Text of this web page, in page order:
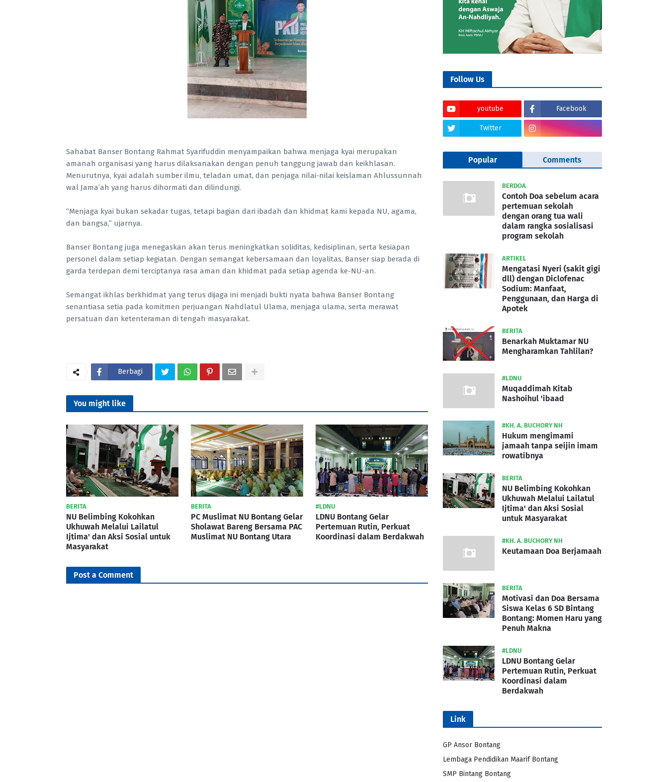
Sahabat Banser Bontang Rahmat Syarifuddin menyampaikan bahwa menjaga kyai merupakan
amanah organisasi yang harus dilaksanakan dengan penuh tanggung jawab dan keikhlasan.
Menurutnya, kyai adalah sumber ilmu, teladan umat, dan penjaga nilai-nilai keislaman Ahlussunnah
wal Jama’ah yang harus dihormati dan dilindungi.
“Menjaga kyai bukan sekadar tugas, tetapi bagian dari ibadah dan khidmat kami kepada NU, agama,
dan bangsa,” ujarnya.
Banser Bontang juga menegaskan akan terus meningkatkan soliditas, kedisiplinan, serta kesiapan
personel dalam setiap kegiatan. Dengan semangat kebersamaan dan loyalitas, Banser siap berada di
garda terdepan demi terciptanya rasa aman dan khidmat pada setiap agenda ke-NU-an.
Semangat ikhlas berkhidmat yang terus dijaga ini menjadi bukti nyata bahwa Banser Bontang
senantiasa setia pada komitmen perjuangan Nahdlatul Ulama, menjaga ulama, serta merawat
persatuan dan ketenteraman di tengah masyarakat.
Berbagi
You might like
BERITA
NU Belimbing Kokohkan
Ukhuwah Melalui Lailatul
Ijtima' dan Aksi Sosial untuk
Masyarakat
BERITA
PC Muslimat NU Bontang Gelar
Sholawat Bareng Bersama PAC
Muslimat NU Bontang Utara
#LDNU
LDNU Bontang Gelar
Pertemuan Rutin, Perkuat
Koordinasi dalam Berdakwah
Post a Comment
Follow Us
youtube Facebook
Twitter
Popular Comments
BERDOA
Contoh Doa sebelum acara
pertemuan sekolah
dengan orang tua wali
dalam rangka sosialisasi
program sekolah
ARTIKEL
Mengatasi Nyeri (sakit gigi
dll) dengan Diclofenac
Sodium: Manfaat,
Penggunaan, dan Harga di
Apotek
BERITA
Benarkah Muktamar NU
Mengharamkan Tahlilan?
#LDNU
Muqaddimah Kitab
Nashoihul 'ibaad
#KH. A. BUCHORY NH
Hukum mengimami
jamaah tanpa seijin imam
rowatibnya
BERITA
NU Belimbing Kokohkan
Ukhuwah Melalui Lailatul
Ijtima' dan Aksi Sosial
untuk Masyarakat
#KH. A. BUCHORY NH
Keutamaan Doa Berjamaah
BERITA
Motivasi dan Doa Bersama
Siswa Kelas 6 SD Bintang
Bontang: Momen Haru yang
Penuh Makna
#LDNU
LDNU Bontang Gelar
Pertemuan Rutin, Perkuat
Koordinasi dalam
Berdakwah
Link
GP Ansor Bontang
Lembaga Pendidikan Maarif Bontang
SMP Bintang Bontang